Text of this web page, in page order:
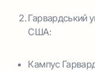
Гарвардський
США:
Кампус